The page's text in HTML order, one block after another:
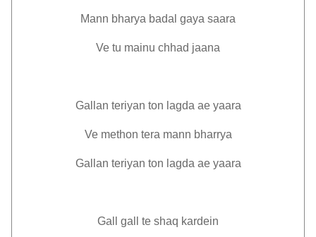
Mann bharya badal gaya saara
Ve tu mainu chhad jaana
Gallan teriyan ton lagda ae yaara
Ve methon tera mann bharrya
Gallan teriyan ton lagda ae yaara
Gall gall te shaq kardein